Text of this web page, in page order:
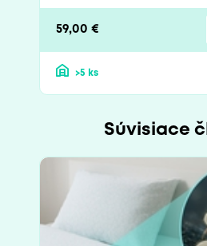
59,00 €
>5 ks
Súvisiace